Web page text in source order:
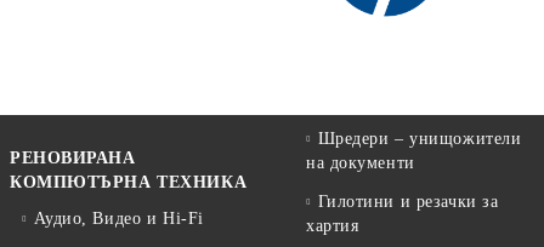
РЕНОВИРАНА
КОМПЮТЪРНА ТЕХНИКА
Аудио, Видео и Hi-Fi
Шредери – унищожители
на документи
Гилотини и резачки за
хартия